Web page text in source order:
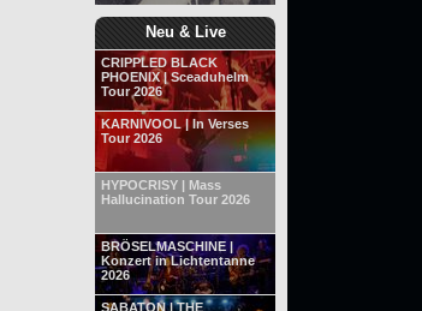
Neu & Live
CRIPPLED BLACK
PHOENIX | Sceaduhelm
Tour 2026
KARNIVOOL | In Verses
Tour 2026
HYPOCRISY | Mass
Hallucination Tour 2026
BRÖSELMASCHINE |
Konzert in Lichtentanne
2026
SABATON | THE